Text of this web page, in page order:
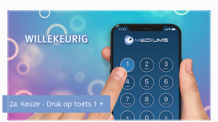
2a. Keuze - Druk op toets 1 +